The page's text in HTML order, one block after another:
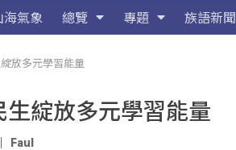
海氣象 總覽 專題 族語新聞
放多元學習能量
綻放多元學習能量
Faul